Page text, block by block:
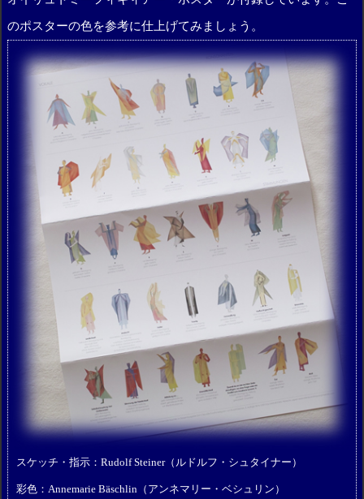
のポスターの色を参考に仕上げてみましょう。
スケッチ・指示：Rudolf Steiner（ルドルフ・シュタイナー）
彩色：Annemarie Bäschlin（アンネマリー・ベシュリン）